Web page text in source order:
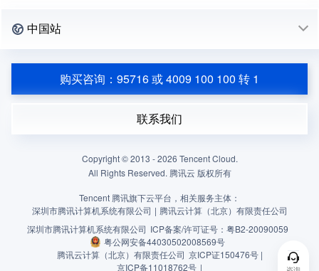
中国站
购买咨询：95716 或 4009 100 100 转 1
联系我们
Copyright © 2013 -2026 Tencent Cloud.
All Rights Reserved. 腾讯云 版权所有
Tencent 腾讯旗下云平台，相关服务主体：
深圳市腾讯计算机系统有限公司 | 腾讯云计算（北京）有限责任公司
深圳市腾讯计算机系统有限公司 ICP备案/许可证号： 粤B2-20090059
粤公网安备44030502008569号
腾讯云计算（北京）有限责任公司 京ICP证150476号 |
京ICP备11018762号 |